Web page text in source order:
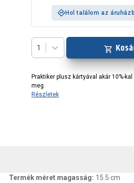
Hol találom az
1
Praktiker plusz kártyával akár 10%-
meg.
Részletek
Termék méret magasság: 15.5 cm